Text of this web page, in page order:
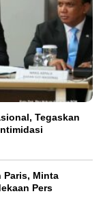
Tegaskan
Paris, Minta
Pers